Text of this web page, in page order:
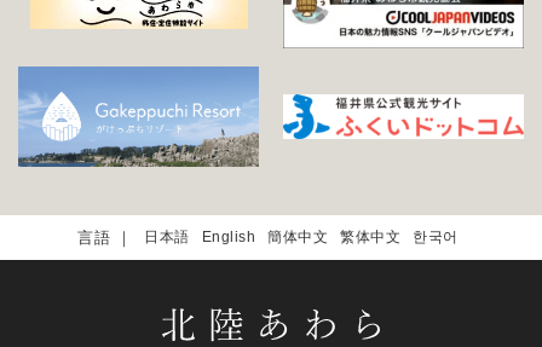
日本語 English 簡体中文 繁体中文 한국어